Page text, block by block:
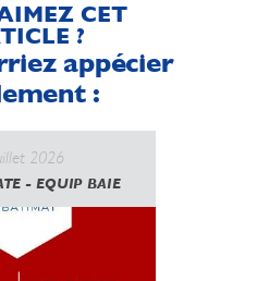
CET
?
appécier
:
2026
- EQUIP BAIE